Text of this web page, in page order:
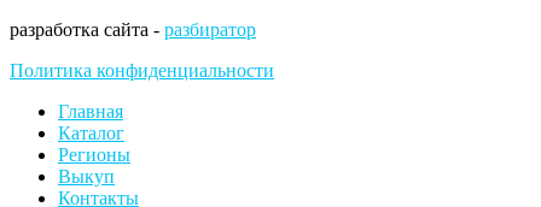
разработка сайта - разбиратор
Политика конфиденциальности
Главная
Каталог
Регионы
Выкуп
Контакты